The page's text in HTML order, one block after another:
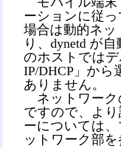
ーションに従
場合は動的ネッ
り、dynetd が
のホストでは
IP/DHCP」から
ありません。
ネットワーク
ですので、よ
ーについては
ットワーク部